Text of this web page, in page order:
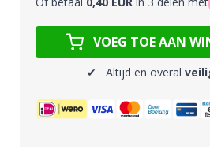
VOEG TOE AAN
✔ Altijd en overal